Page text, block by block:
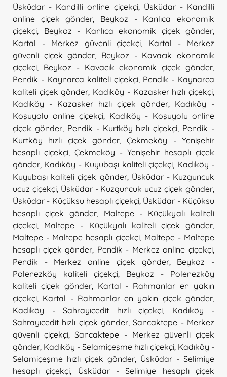
Üsküdar - Kandilli online çiçekçi, Üsküdar - Kandilli
online çiçek gönder
Beykoz - Kanlıca ekonomik
çiçekçi
Beykoz - Kanlıca ekonomik çiçek gönder
Kartal - Merkez güvenli çiçekçi
Kartal - Merkez
güvenli çiçek gönder
Beykoz - Kavacık ekonomik
çiçekçi
Beykoz - Kavacık ekonomik çiçek gönder
Pendik - Kaynarca kaliteli çiçekçi Pendik - Kaynarca
kaliteli çiçek gönder Kadıköy - Kazasker hızlı çiçekçi
Kadıköy - Kazasker hızlı çiçek gönder
Kadıköy -
Koşuyolu online çiçekçi
Kadıköy - Koşuyolu online
çiçek gönder, Pendik - Kurtköy hızlı çiçekçi Pendik -
Kurtköy hızlı çiçek gönder ,Çekmeköy - Yenişehir
hesaplı çiçekçi Çekmeköy - Yenişehir hesaplı çiçek
gönder Kadıköy - Kuyubaşı kaliteli çiçekçi Kadıköy -
Kuyubaşı kaliteli çiçek gönder, Üsküdar - Kuzguncuk
ucuz çiçekçi, Üsküdar - Kuzguncuk ucuz çiçek gönder
Üsküdar - Küçüksu hesaplı çiçekçi Üsküdar - Küçüksu
hesaplı çiçek gönder, Maltepe - Küçükyalı kaliteli
çiçekçi
Maltepe - Küçükyalı kaliteli çiçek gönder
Maltepe - Maltepe hesaplı çiçekçi Maltepe - Maltepe
hesaplı çiçek gönder Pendik - Merkez online çiçekçi
Pendik - Merkez online çiçek gönder, Beykoz -
Polenezköy kaliteli çiçekçi
Beykoz - Polenezköy
kaliteli çiçek gönder, Kartal - Rahmanlar en yakın
çiçekçi Kartal - Rahmanlar en yakın çiçek gönder
Kadıköy - Sahrayıcedit hızlı çiçekçi
Kadıköy -
Sahrayıcedit hızlı çiçek gönder ,Sancaktepe - Merkez
güvenli çiçekçi,Sancaktepe - Merkez güvenli çiçek
gönder Kadıköy - Selamiçeşme hızlı çiçekçi Kadıköy -
Selamiçeşme hızlı çiçek gönder Üsküdar - Selimiye
hesaplı çiçekçi
Üsküdar - Selimiye hesaplı çiçek